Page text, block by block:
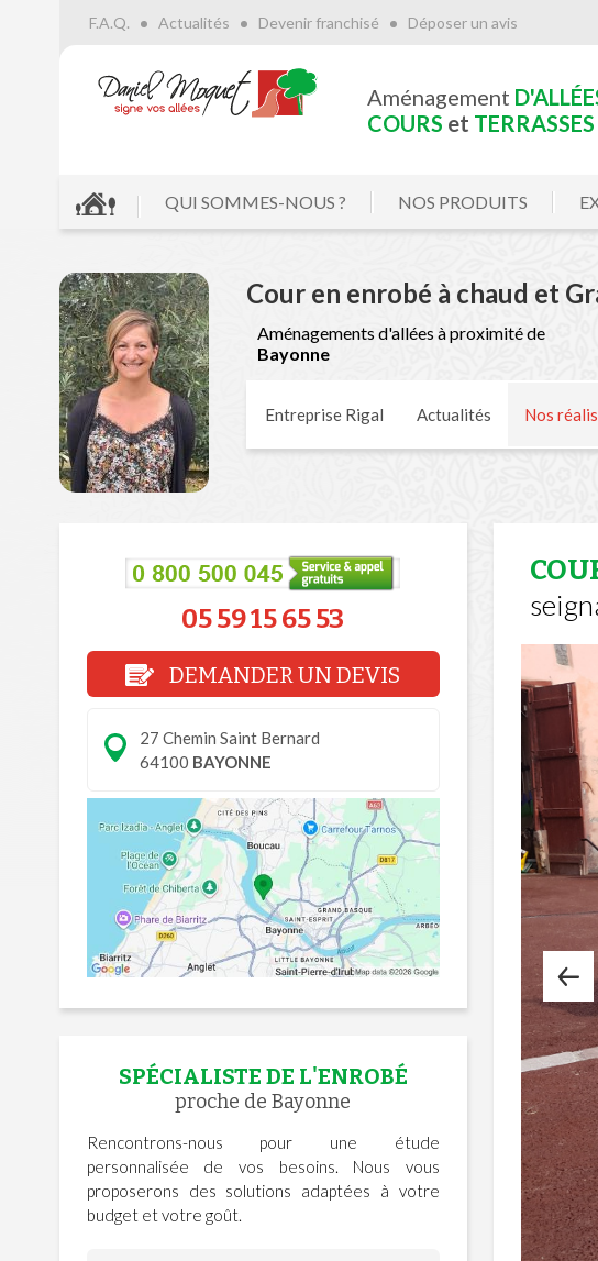
F.A.Q. Actualités Devenir franchisé Déposer un avis
LeNUMÉRO 1 des
CRÉATEURS D'ALLÉES
Aménagement
COURS et TERRASSES
QUI SOMMES-NOUS ? NOS PRODUITS
Cour en enrobé à chaud et
Aménagements d'allées à proximité de
Bayonne
Entreprise Rigal Actualités Nos
05 59 15 65 53
DEMANDER UN DEVIS
27 Chemin Saint Bernard
64100 BAYONNE
SPÉCIALISTE DE L'ENROBÉ
proche de Bayonne
Rencontrons-nous pour une étude
personnalisée de vos besoins. Nous vous
proposerons des solutions adaptées à votre
budget et votre goût.